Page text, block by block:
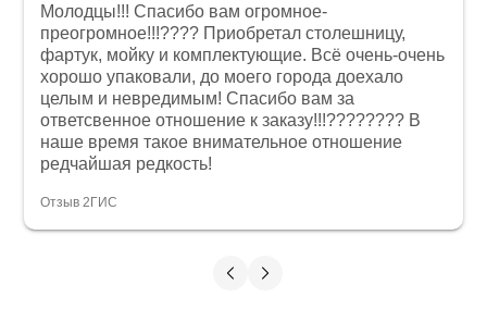
Молодцы!!! Спасибо вам огромное-
преогромное!!!???? Приобретал столешницу,
фартук, мойку и комплектующие. Всё очень-очень
хорошо упаковали, до моего города доехало
целым и невредимым! Спасибо вам за
ответсвенное отношение к заказу!!!???????? В
наше время такое внимательное отношение
редчайшая редкость!
Отзыв 2ГИС